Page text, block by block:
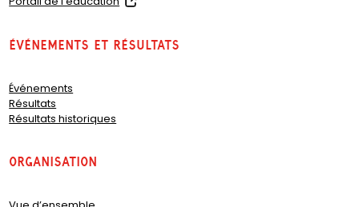
e
Événements et résultats
Événements
Résultats
Résultats historiques
organisation